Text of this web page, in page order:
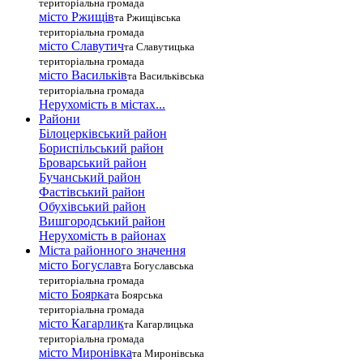
територіальна громада
місто Ржищівта Ржищівська
територіальна громада
місто Славутичта Славутицька
територіальна громада
місто Василькiвта Васильківська
територіальна громада
Нерухомість в містах...
Райони
Білоцерківський район
Бориспільський район
Броварський район
Бучанський район
Фастівський район
Обухівський район
Вишгородський район
Нерухомість в районах
Міста районного значення
місто Богуславта Богуславська
територіальна громада
місто Боярката Боярська
територіальна громада
місто Кагарликта Кагарлицька
територіальна громада
місто Миронівката Миронівська